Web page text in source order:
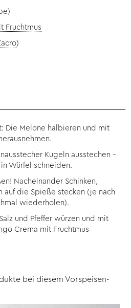
Fruchtmus
)
Die Melone halbieren und mit
Kugeln ausstechen -
Würfel schneiden.
Nacheinander Schinken,
auf die Spieße stecken (je nach
wiederholen).
und Pfeffer würzen und mit
Crema mit Fruchtmus
bei diesem Vorspeisen-